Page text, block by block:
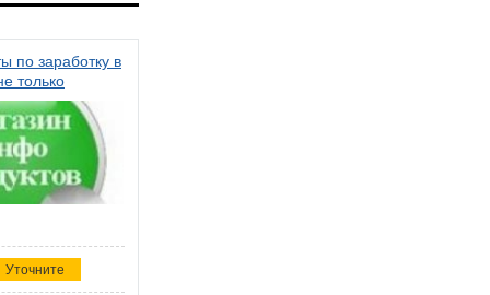
по заработку в
только
Уточните